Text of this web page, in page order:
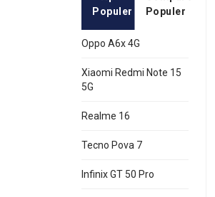
Populer
Populer
Oppo A6x 4G
Xiaomi Redmi Note 15
5G
Realme 16
Tecno Pova 7
Infinix GT 50 Pro